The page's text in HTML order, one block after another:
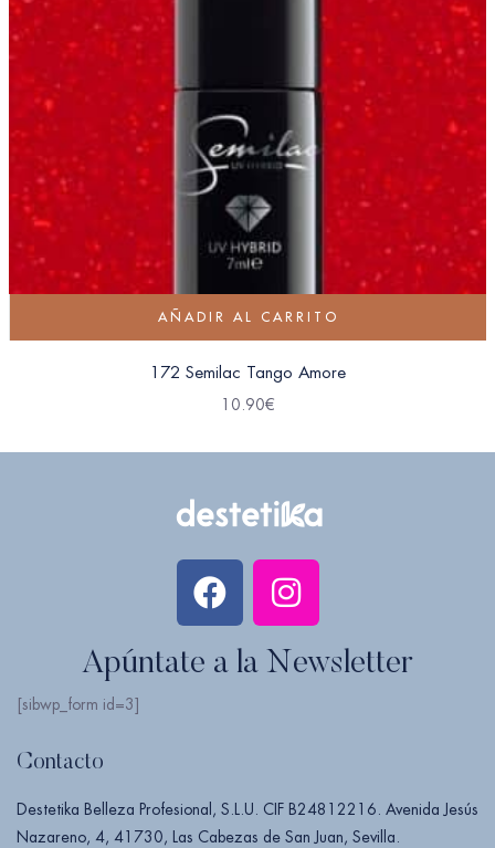
AÑADIR AL CARRITO
172 Semilac Tango Amore
10.90€
Apúntate a la Newsletter
[sibwp_form id=3]
Contacto
Destetika Belleza Profesional, S.L.U. CIF B24812216. Avenida Jesús
Nazareno, 4, 41730, Las Cabezas de San Juan, Sevilla.